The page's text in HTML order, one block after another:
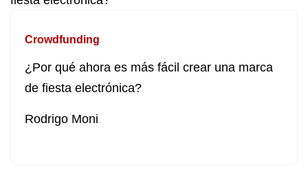
Crowdfunding
¿Por qué ahora es más fácil crear una marca
de fiesta electrónica?
Rodrigo Moni